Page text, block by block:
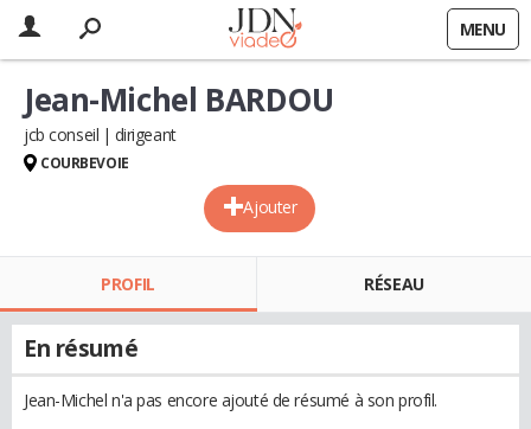
MENU
Ajouter
Jean-Michel BARDOU
jcb conseil dirigeant
COURBEVOIE
PROFIL RÉSEAU
En résumé
Jean-Michel n'a pas encore ajouté de résumé à son profil.